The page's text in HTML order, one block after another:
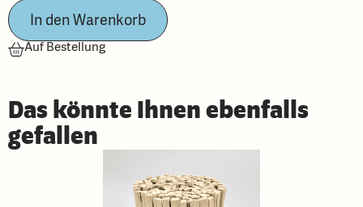
In den Warenkorb
Auf Bestellung
Das könnte Ihnen ebenfalls
gefallen